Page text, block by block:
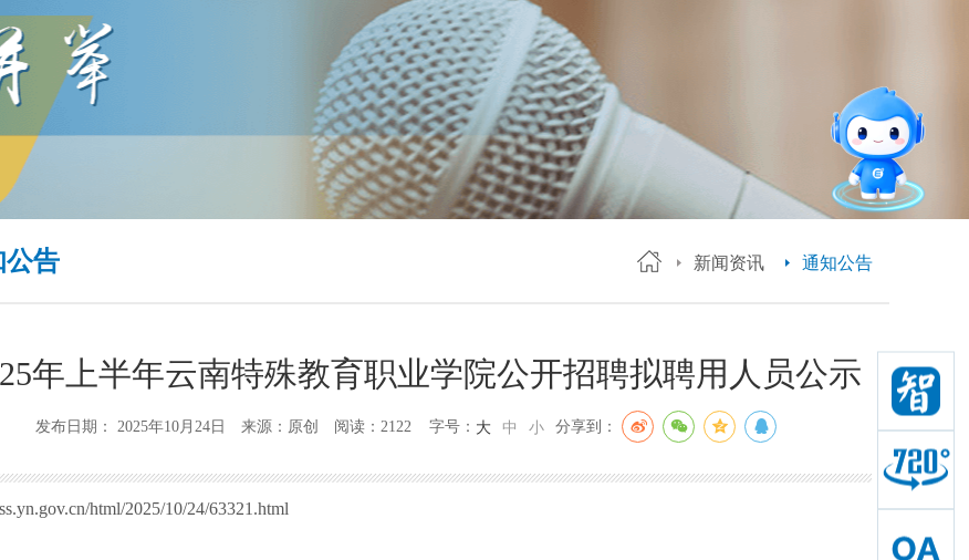
公告 新闻资讯 通知公告
年上半年云南特殊教育职业学院公开招聘拟聘用人员公示
发布日期： 2025年10月24日 来源：原创 阅读：2122 字号： 大 中 小 分享到：
html/2025/10/24/63321.html